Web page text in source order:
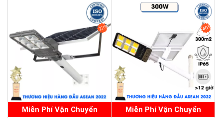
nhiệt, không phát ra tia bức xạ gây nguy hiểm với người sử
22%
Miễn Phí Vận Chuyển
40%
Miễn Phí Vận Chuyển